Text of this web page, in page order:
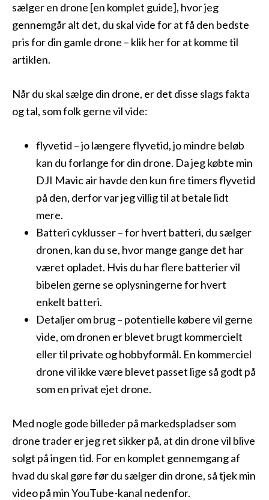
sælger en drone [en komplet guide], hvor jeg
gennemgår alt det, du skal vide for at få den bedste
pris for din gamle drone – klik her for at komme til
artiklen.
Når du skal sælge din drone, er det disse slags fakta
og tal, som folk gerne vil vide:
flyvetid – jo længere flyvetid, jo mindre beløb
kan du forlange for din drone. Da jeg købte min
DJI Mavic air havde den kun fire timers flyvetid
på den, derfor var jeg villig til at betale lidt
mere.
Batteri cyklusser – for hvert batteri, du sælger
dronen, kan du se, hvor mange gange det har
været opladet. Hvis du har flere batterier vil
bibelen gerne se oplysningerne for hvert
enkelt batteri.
Detaljer om brug – potentielle købere vil gerne
vide, om dronen er blevet brugt kommercielt
eller til private og hobbyformål. En kommerciel
drone vil ikke være blevet passet lige så godt på
som en privat ejet drone.
Med nogle gode billeder på markedspladser som
drone trader er jeg ret sikker på, at din drone vil blive
solgt på ingen tid. For en komplet gennemgang af
hvad du skal gøre før du sælger din drone, så tjek min
video på min YouTube-kanal nedenfor.